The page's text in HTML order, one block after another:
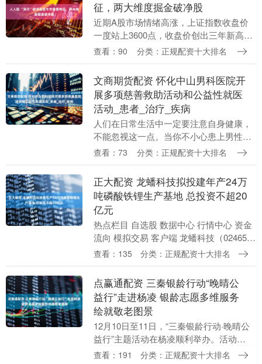
征，两大维度掘金破净股
近期A股市场情绪高涨，上证指数收盘价
一度站上3600点，收盘价创出三年新高，
沪深两市成交量也持续放大，多个热门概
破净状态。截....
查看：90 分类：正规配资十大排名
文商期货配资 怀化中山男科医院开
展多项慈善救助活动和公益性就医
活动_患者_治疗_疾病
人们在日常生活中一定要注意自身健康，
不能忽视这一点。当你不小心患上男性疾
病时，一定要学会科学应对，才能尽快恢
模式，让患者轻松....
查看：73 分类：正规配资十大排名
正大配资 龙蟠科技拟投建年产24万
吨磷酸铁锂生产基地 总投资不超20
亿元
热点栏目 自选股 数据中心 行情中心 资金
流向 模拟交易 客户端 龙蟠科技（02465）
发布公告，根据市场需求和公司实际情
江....
查看：135 分类：正规配资十大排名
点赢通配资 三秦银龄行动“晚晴公
益行”走进杨凌 银龄志愿多维服务
绘就敬老图景
12月10日至11日，“三秦银龄行动·晚晴公
益行”主题活动在杨凌顺利举办。活动
以“数字助老+技能帮扶+银龄志愿服务”为
查看：191 分类：正规配资十大排名